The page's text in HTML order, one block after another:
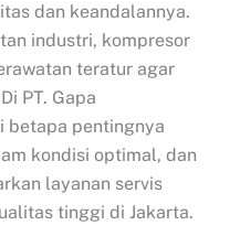
dan keandalannya.
industri, kompresor
teratur agar
PT. Gapa
betapa pentingnya
kondisi optimal, dan
layanan servis
tinggi di Jakarta.